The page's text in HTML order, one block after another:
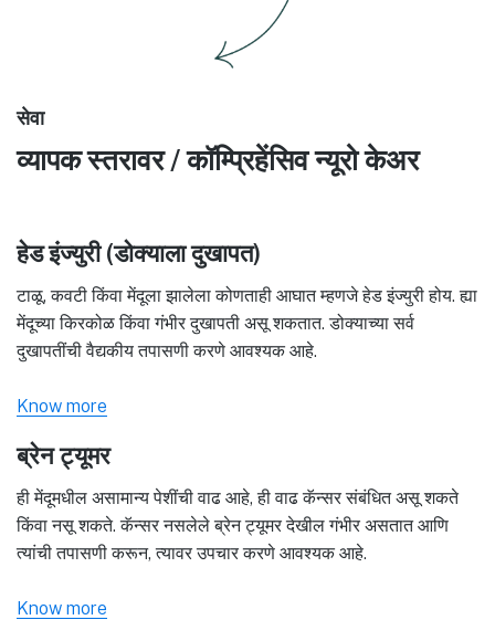
सेवा
व्यापक स्तरावर / कॉम्प्रिहेंसिव न्यूरो केअर
हेड इंज्युरी (डोक्याला दुखापत)
टाळू, कवटी किंवा मेंदूला झालेला कोणताही आघात म्हणजे हेड इंज्युरी होय. ह्या
मेंदूच्या किरकोळ किंवा गंभीर दुखापती असू शकतात. डोक्याच्या सर्व
दुखापतींची वैद्यकीय तपासणी करणे आवश्यक आहे.
Know more
ब्रेन ट्यूमर
ही मेंदूमधील असामान्य पेशींची वाढ आहे, ही वाढ कॅन्सर संबंधित असू शकते
किंवा नसू शकते. कॅन्सर नसलेले ब्रेन ट्यूमर देखील गंभीर असतात आणि
त्यांची तपासणी करून, त्यावर उपचार करणे आवश्यक आहे.
Know more